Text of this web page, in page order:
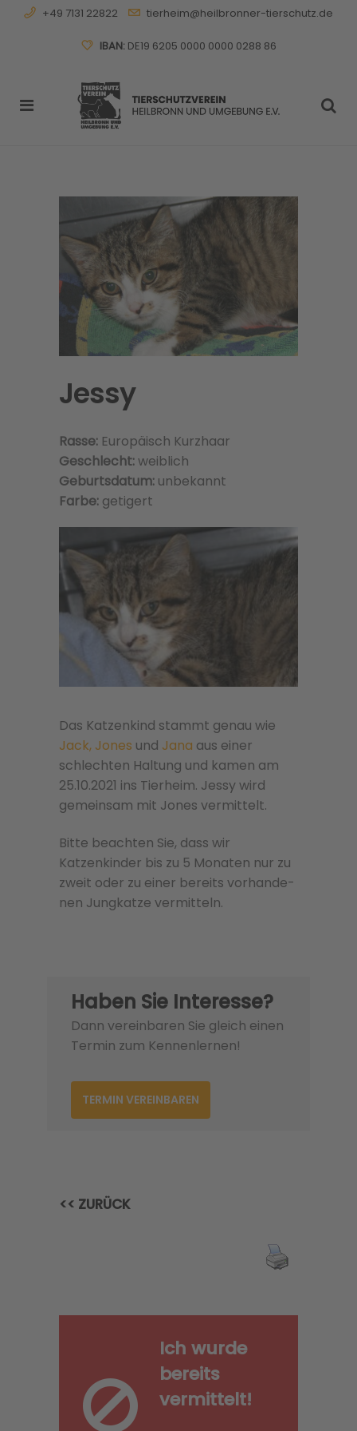
+49 7131 22822 tierheim@heilbronner-tierschutz.de
IBAN:DE19 6205 0000 0000 0288 86
Jessy
Rasse: Europäisch Kurzhaar
Geschlecht:weiblich
Geburtsdatum: unbekannt
Farbe: getigert
Das Katzenkind stammt genau wie
Jack, Jones und Jana aus einer
schlechten Haltung und kamen am
25.10.2021 ins Tierheim. Jessy wird
gemeinsam mit Jones vermittelt.
Bitte beachten Sie, dass wir
Katzenkinder bis zu 5 Monaten nur zu
zweit oder zu einer bere­its vorhan­de­
nen Jungkatze ver­mit­teln.
Haben Sie Interesse?
Dann vereinbaren Sie gleich einen
Termin zum Kennenlernen!
TERMIN VEREINBAREN
<< ZURÜCK
Ich wurde
bereits
vermittelt!